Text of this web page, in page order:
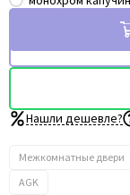
Нашли дешевле?
Межкомнатные двери
AGK